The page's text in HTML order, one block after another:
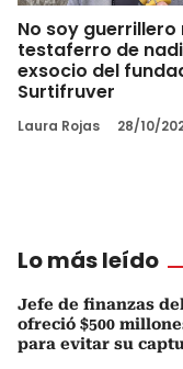
No soy guerrillero
testaferro de
exsocio del
Surtifruver
Laura Rojas 28/10/
Lo más leído
Jefe de finanzas
ofreció $500
para evitar su